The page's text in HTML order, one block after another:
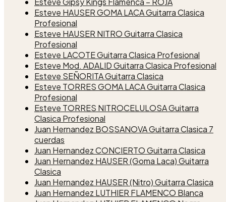
Esteve HAUSER GOMA LACA Guitarra Clasica
Profesional
Esteve HAUSER NITRO Guitarra Clasica
Profesional
Esteve LACOTE Guitarra Clasica Profesional
Esteve Mod. ADALID Guitarra Clasica Profesional
Esteve SEÑORITA Guitarra Clasica
Esteve TORRES GOMA LACA Guitarra Clasica
Profesional
Esteve TORRES NITROCELULOSA Guitarra
Clasica Profesional
Juan Hernandez BOSSANOVA Guitarra Clasica 7
cuerdas
Juan Hernandez CONCIERTO Guitarra Clasica
Juan Hernandez HAUSER (Goma Laca) Guitarra
Clasica
Juan Hernandez HAUSER (Nitro) Guitarra Clasica
Juan Hernandez LUTHIER FLAMENCO Blanca